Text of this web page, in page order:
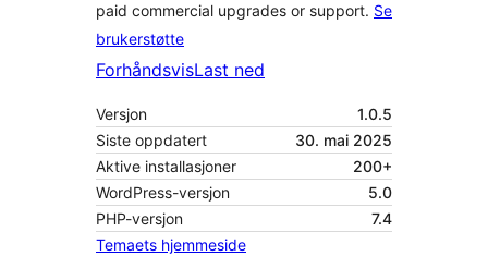
paid commercial upgrades or support. Se
brukerstøtte
ForhåndsvisLast ned
Versjon
1.0.5
Siste oppdatert
30. mai 2025
Aktive installasjoner
200+
WordPress-versjon
5.0
PHP-versjon
7.4
Temaets hjemmeside